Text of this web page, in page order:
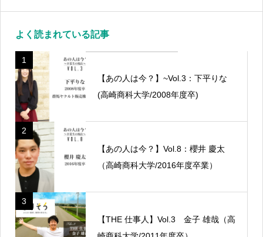
よく読まれている記事
1
【あの人は今？】~Vol.3：下平りな
(高崎商科大学/2008年度卒)
2
【あの人は今？】Vol.8：櫻井 慶太
（高崎商科大学/2016年度卒業）
3
【THE 仕事人】Vol.3 金子 雄哉（高